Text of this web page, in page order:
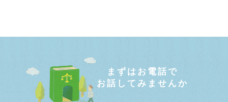
まずはお電話で
お話してみませんか